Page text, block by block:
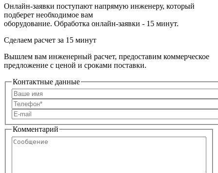
Онлайн-заявки поступают напрямую инженеру, который
подберет необходимое вам
оборудование. Обработка онлайн-заявки - 15 минут.
Сделаем расчет за 15 минут
Вышлем вам инженерный расчет, предоставим коммерческое
предложение с ценой и сроками поставки.
Контактные данные
Комментарий